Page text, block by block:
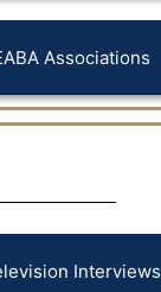
Associations
Interviews